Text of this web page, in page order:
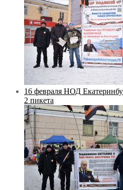
16 февраля НОД
2 пикета